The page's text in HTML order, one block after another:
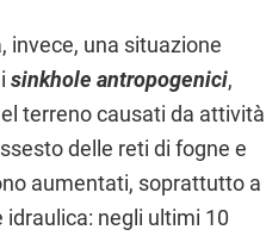
invece, una situazione
sinkhole antropogenici,
terreno causati da attività
delle reti di fogne e
aumentati, soprattutto a
negli ultimi 10